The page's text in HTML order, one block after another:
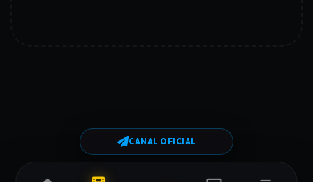
CANAL OFICIAL